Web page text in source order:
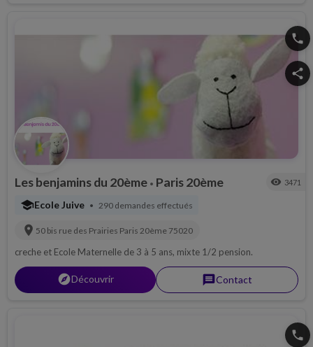
phone
share
Les benjamins du 20ème • Paris 20ème visibility 3471
schoolEcole Juive • 290 demandes effectués
location_on 50 bis rue des Prairies Paris 20ème 75020
creche et Ecole Maternelle de 3 à 5 ans, mixte 1/2 pension.
explorerDécouvrir messageContact
phone